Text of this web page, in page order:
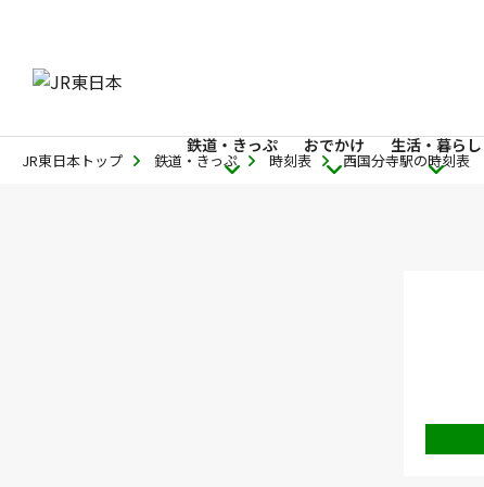
鉄道・きっぷ おでかけ 生活・暮らし
JR東日本トップ 鉄道・きっぷ 時刻表 西国分寺駅の時刻表